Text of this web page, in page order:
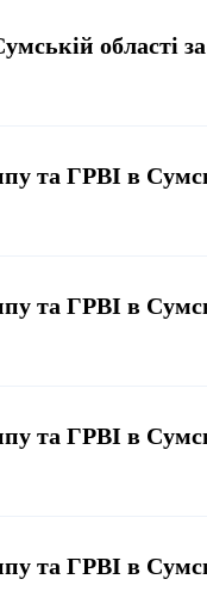
області
та ГРВІ в
та ГРВІ в
та ГРВІ в
та ГРВІ в